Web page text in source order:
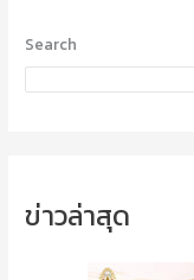
Search
ข่าวล่าสุด